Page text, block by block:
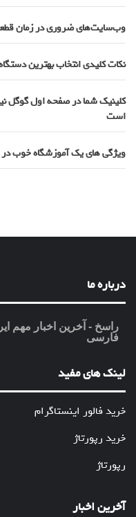
وب‌سایت‌های ضروری در زمان
نکات کلیدی انتخاب بهترین
کلینیک شما در صفحه اول
است
ویژگی های یک آموزشگاه خوب
درباره ما
راسخ - آخرین اخبار مهم
فارسی
لینک های مفید
خرید فالور اینستاگرام
خرید رپورتاژ
رپورتاژ
آخرین اخبار